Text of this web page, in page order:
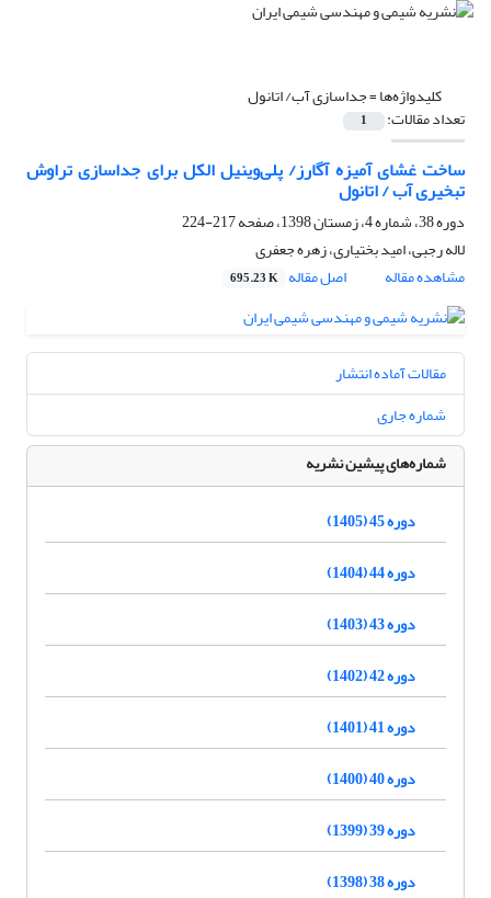
کلیدواژه‌ها =جداسازی آب/ اتانول
تعداد مقالات: 1
ساخت غشای آمیزه آگارز/ پلی‌وینیل الکل برای جداسازی تراوش
تبخیری آب / اتانول
دوره 38، شماره 4، زمستان 1398، صفحه
217-224
لاله رجبی، امید بختیاری، زهره جعفری
مشاهده مقاله
اصل مقاله 695.23 K
مقالات آماده انتشار
شماره جاری
شماره‌های پیشین نشریه
دوره 45 (1405)
دوره 44 (1404)
دوره 43 (1403)
دوره 42 (1402)
دوره 41 (1401)
دوره 40 (1400)
دوره 39 (1399)
دوره 38 (1398)